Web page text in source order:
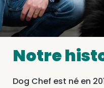
Notre
Dog Chef est né en